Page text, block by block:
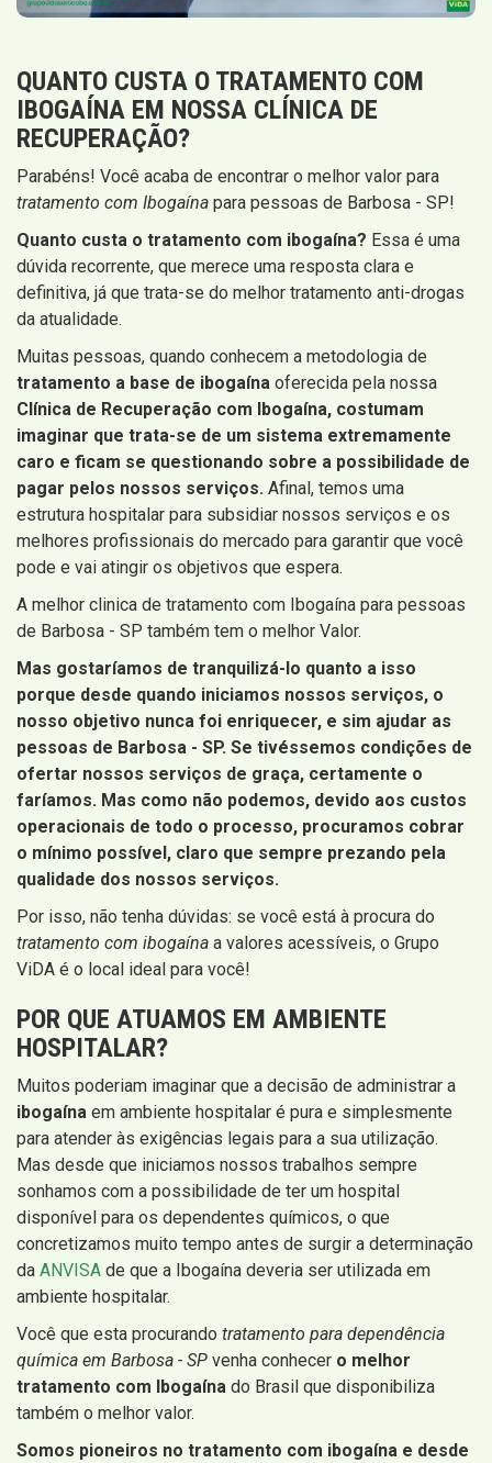
QUANTO CUSTA O TRATAMENTO COM
IBOGAÍNA EM NOSSA CLÍNICA DE
RECUPERAÇÃO?
Parabéns! Você acaba de encontrar o melhor valor para
tratamento com Ibogaína para pessoas de Barbosa - SP!
Quanto custa o tratamento com ibogaína? Essa é uma
dúvida recorrente, que merece uma resposta clara e
definitiva, já que trata-se do melhor tratamento anti-drogas
da atualidade.
Muitas pessoas, quando conhecem a metodologia de
tratamento a base de ibogaína oferecida pela nossa
Clínica de Recuperação com Ibogaína, costumam
imaginar que trata-se de um sistema extremamente
caro e ficam se questionando sobre a possibilidade de
pagar pelos nossos serviços. Afinal, temos uma
estrutura hospitalar para subsidiar nossos serviços e os
melhores profissionais do mercado para garantir que você
pode e vai atingir os objetivos que espera.
A melhor clinica de tratamento com Ibogaína para pessoas
de Barbosa - SP também tem o melhor Valor.
Mas gostaríamos de tranquilizá-lo quanto a isso
porque desde quando iniciamos nossos serviços, o
nosso objetivo nunca foi enriquecer, e sim ajudar as
pessoas de Barbosa - SP. Se tivéssemos condições de
ofertar nossos serviços de graça, certamente o
faríamos. Mas como não podemos, devido aos custos
operacionais de todo o processo, procuramos cobrar
o mínimo possível, claro que sempre prezando pela
qualidade dos nossos serviços.
Por isso, não tenha dúvidas: se você está à procura do
tratamento com ibogaína a valores acessíveis, o Grupo
ViDA é o local ideal para você!
POR QUE ATUAMOS EM AMBIENTE
HOSPITALAR?
Muitos poderiam imaginar que a decisão de administrar a
ibogaína em ambiente hospitalar é pura e simplesmente
para atender às exigências legais para a sua utilização.
Mas desde que iniciamos nossos trabalhos sempre
sonhamos com a possibilidade de ter um hospital
disponível para os dependentes químicos, o que
concretizamos muito tempo antes de surgir a determinação
da ANVISA de que a Ibogaína deveria ser utilizada em
ambiente hospitalar.
Você que esta procurando tratamento para dependência
química em Barbosa - SP venha conhecer o melhor
tratamento com Ibogaína do Brasil que disponibiliza
também o melhor valor.
Somos pioneiros no tratamento com ibogaína e desde